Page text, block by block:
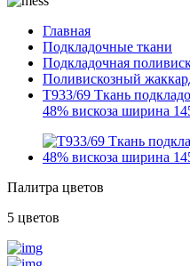
Главная
Подкладочные ткани
Подкладочная
Поливискозный
T933/69 Ткань
48% вискоза ширина
Палитра цветов
5 цветов